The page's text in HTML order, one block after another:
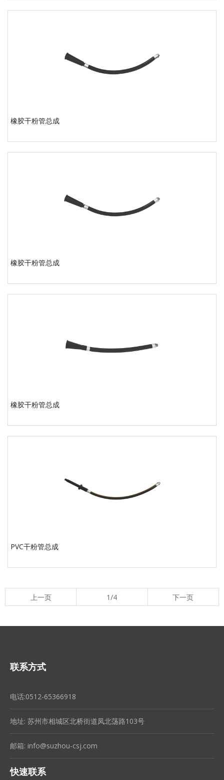
橡胶干粉管总成
橡胶干粉管总成
橡胶干粉管总成
PVC干粉管总成
上一页 1/4 下一页
联系方式
电话:0512-65366918
地址: 苏州市相城区北桥街道凤北荡路103号
邮箱: info@suzhou-csj.com
快速联系